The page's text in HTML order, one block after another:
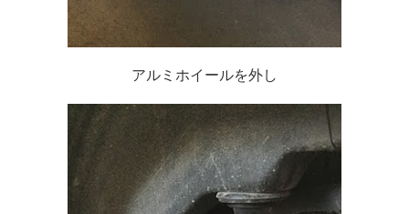
アルミホイールを外し